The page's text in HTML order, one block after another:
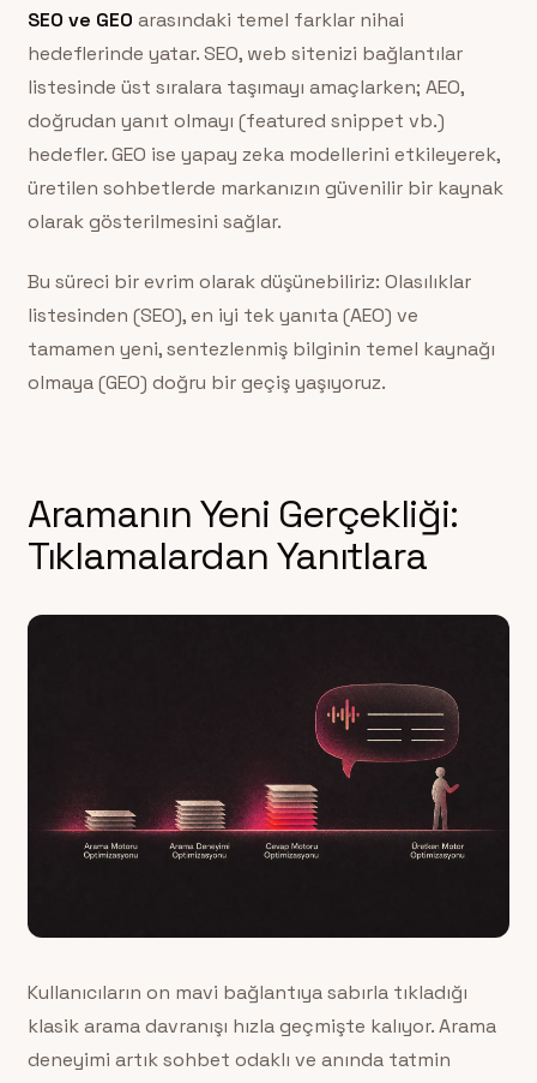
SEO ve GEO arasındaki temel farklar nihai
hedeflerinde yatar. SEO, web sitenizi bağlantılar
listesinde üst sıralara taşımayı amaçlarken; AEO,
doğrudan yanıt olmayı (featured snippet vb.)
hedefler. GEO ise yapay zeka modellerini etkileyerek,
üretilen sohbetlerde markanızın güvenilir bir kaynak
olarak gösterilmesini sağlar.
Bu süreci bir evrim olarak düşünebiliriz: Olasılıklar
listesinden (SEO), en iyi tek yanıta (AEO) ve
tamamen yeni, sentezlenmiş bilginin temel kaynağı
olmaya (GEO) doğru bir geçiş yaşıyoruz.
Aramanın Yeni Gerçekliği:
Tıklamalardan Yanıtlara
Kullanıcıların on mavi bağlantıya sabırla tıkladığı
klasik arama davranışı hızla geçmişte kalıyor. Arama
deneyimi artık sohbet odaklı ve anında tatmin